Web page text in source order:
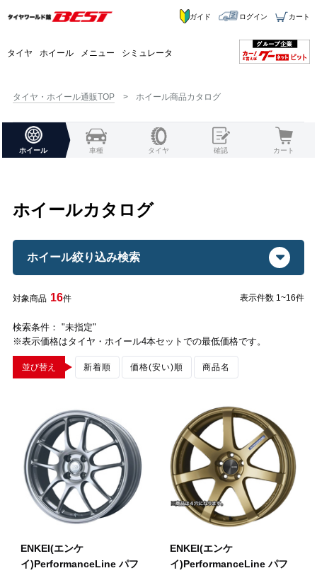
タイヤ ホイール メニュー シミュレータ
ガイド ログイン カート
タイヤ・ホイール通販TOP ホイール商品カタログ
ホイール 車種 タイヤ 確認 カート
ホイールカタログ
ホイール絞り込み検索
対象商品 16件 表示件数 1~16件
検索条件： "未指定"
※表示価格はタイヤ・ホイール4本セットでの最低価格です。
並び替え 新着順 価格(安い)順 商品名
ENKEI(エンケ
イ)PerformanceLine パフ
ENKEI(エンケ
イ)PerformanceLine パフ